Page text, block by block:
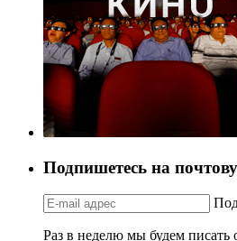
Подпишетесь на
Раз в неделю мы будем писать